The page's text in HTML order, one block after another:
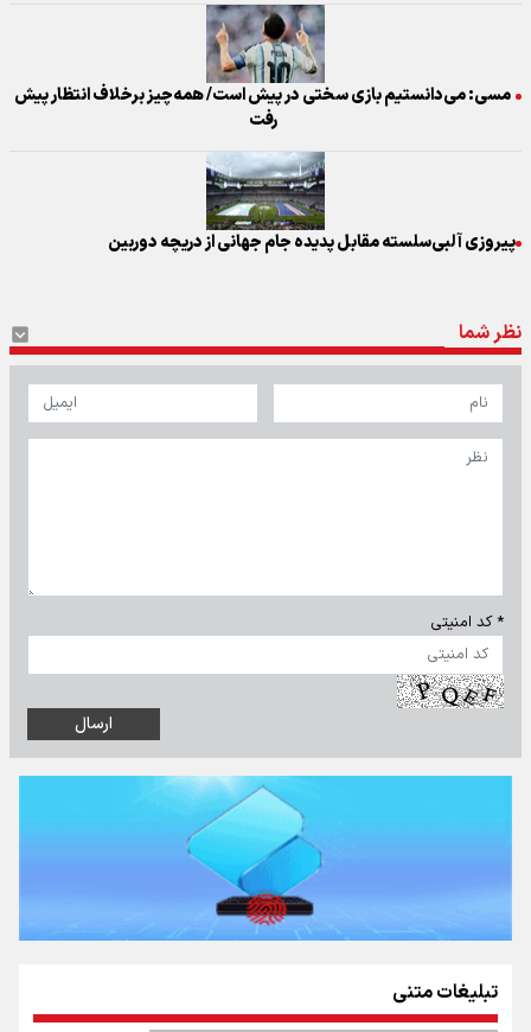
مسی: می‌دانستیم بازی سختی در پیش است/ همه‌چیز برخلاف انتظار پیش
رفت
پیروزی آلبی‌سلسته مقابل پدیده جام جهانی از دریچه دوربین
نظر شما
* کد امنیتی
تبلیغات متنی